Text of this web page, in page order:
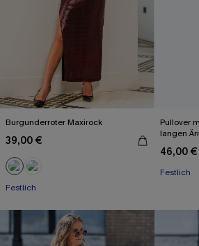
Burgunderroter Maxirock
39,00 €
Festlich
Pullover
langen
46,00 €
Festlich